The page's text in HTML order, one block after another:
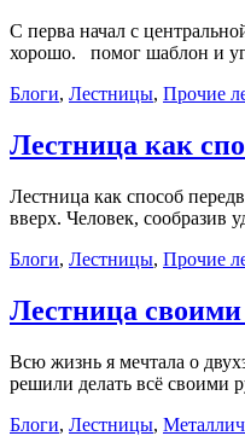
С перва начал с
хорошо. помог шаблон и
Блоги, Лестницы, Прочие
Лестница как
Лестница как способ
вверх. Человек, сообразив
Блоги, Лестницы, Прочие
Лестница
Всю жизнь я мечтала о
решили делать всё своими
Блоги, Лестницы,